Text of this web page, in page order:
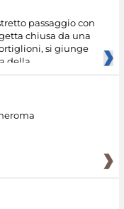
passaggio con
chiusa da una
si giunge
della